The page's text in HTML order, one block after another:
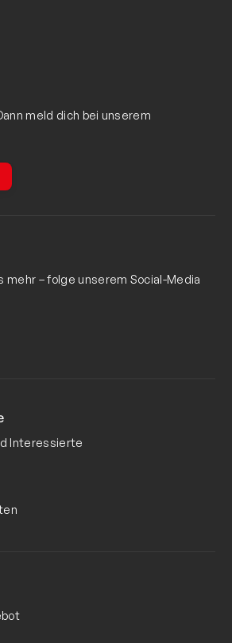
meld dich bei unserem
mehr – folge unserem Social-Media
Interessierte